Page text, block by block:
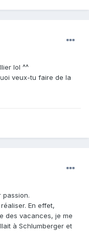
lol ^^
veux-tu faire de la
passion.
En effet,
des vacances, je me
à Schlumberger et